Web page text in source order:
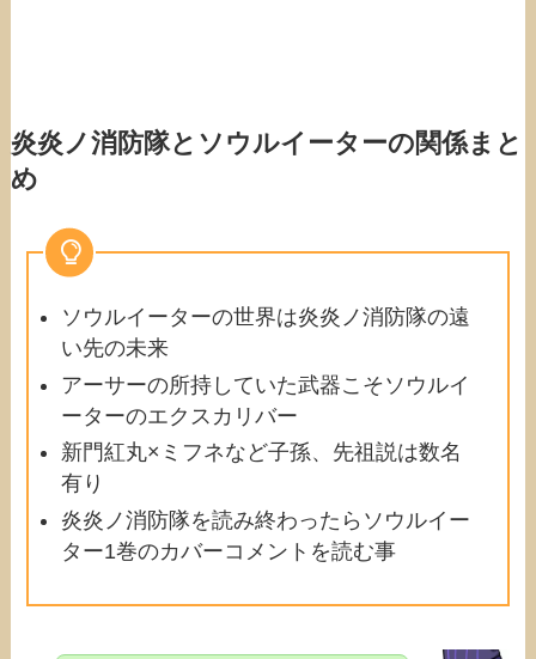
炎炎ノ消防隊とソウルイーターの関係まと
め
ソウルイーターの世界は炎炎ノ消防隊の遠
い先の未来
アーサーの所持していた武器こそソウルイ
ーターのエクスカリバー
新門紅丸×ミフネなど子孫、先祖説は数名
有り
炎炎ノ消防隊を読み終わったらソウルイー
ター1巻のカバーコメントを読む事